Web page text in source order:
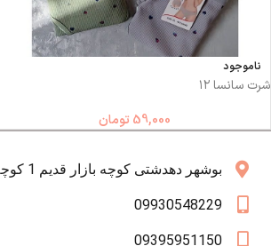
ناموجود
شرت سانسا ۱۲
59,000 تومان
بوشهر دهدشتی کوچه بازار قدیم 1 کوچه سه بلادی پلاک صفر همکف
09930548229
09395951150